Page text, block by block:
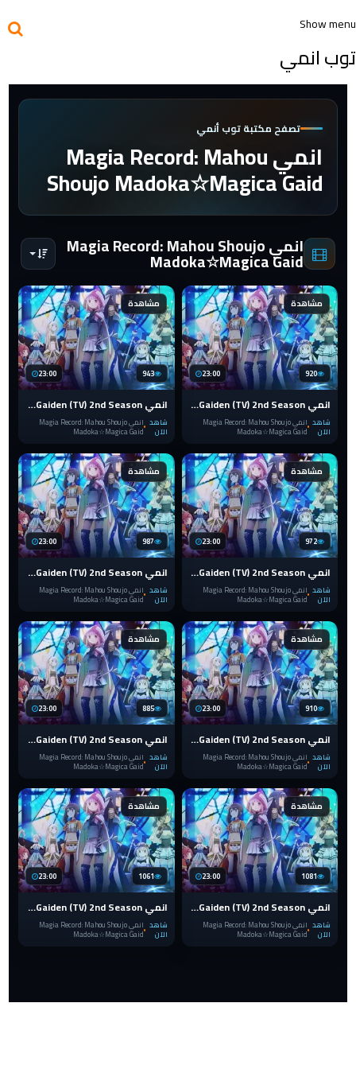
Show menu
توب انمي
تصفح مكتبة توب أنمي
انمي Magia Record: Mahou
Shoujo Madoka☆Magica Gaid
انمي Magia Record: Mahou Shoujo
Madoka☆Magica Gaid
مشاهدة
23:00 920
انمي Magia Record: Mahou Shoujo Madoka☆Magica Gaiden (TV) 2nd Season الحلقة 8 والاخيرة
شاهد
الآن
انمي Magia Record: Mahou Shoujo
Madoka☆Magica Gaid
مشاهدة
23:00 943
انمي Magia Record: Mahou Shoujo Madoka☆Magica Gaiden (TV) 2nd Season الحلقة 7
شاهد
الآن
انمي Magia Record: Mahou Shoujo
Madoka☆Magica Gaid
مشاهدة
23:00 972
انمي Magia Record: Mahou Shoujo Madoka☆Magica Gaiden (TV) 2nd Season الحلقة 6
شاهد
الآن
انمي Magia Record: Mahou Shoujo
Madoka☆Magica Gaid
مشاهدة
23:00 987
انمي Magia Record: Mahou Shoujo Madoka☆Magica Gaiden (TV) 2nd Season الحلقة 5
شاهد
الآن
انمي Magia Record: Mahou Shoujo
Madoka☆Magica Gaid
مشاهدة
23:00 910
انمي Magia Record: Mahou Shoujo Madoka☆Magica Gaiden (TV) 2nd Season الحلقة 4
شاهد
الآن
انمي Magia Record: Mahou Shoujo
Madoka☆Magica Gaid
مشاهدة
23:00 885
انمي Magia Record: Mahou Shoujo Madoka☆Magica Gaiden (TV) 2nd Season الحلقة 3
شاهد
الآن
انمي Magia Record: Mahou Shoujo
Madoka☆Magica Gaid
مشاهدة
23:00 1081
انمي Magia Record: Mahou Shoujo Madoka☆Magica Gaiden (TV) 2nd Season الحلقة 2
شاهد
الآن
انمي Magia Record: Mahou Shoujo
Madoka☆Magica Gaid
مشاهدة
23:00 1061
انمي Magia Record: Mahou Shoujo Madoka☆Magica Gaiden (TV) 2nd Season الحلقة 1
شاهد
الآن
انمي Magia Record: Mahou Shoujo
Madoka☆Magica Gaid